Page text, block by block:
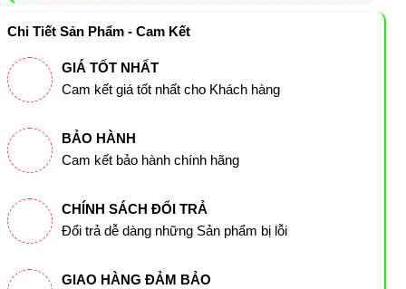
Chi Tiết Sản Phẩm - Cam Kết
GIÁ TỐT NHẤT
Cam kết giá tốt nhất cho Khách hàng
BẢO HÀNH
Cam kết bảo hành chính hãng
CHÍNH SÁCH ĐỔI TRẢ
Đổi trả dễ dàng những Sản phẩm bị lỗi
GIAO HÀNG ĐẢM BẢO